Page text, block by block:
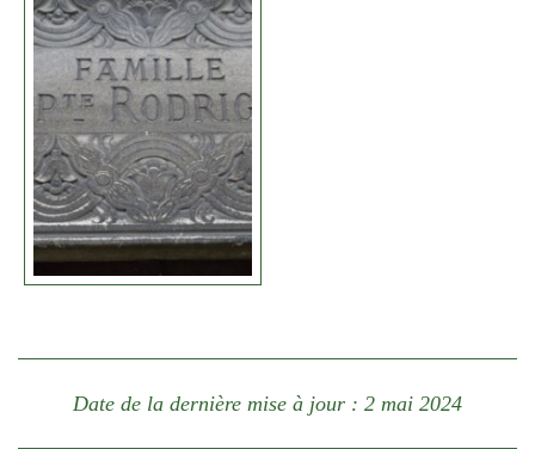
Date de la dernière mise à jour : 2 mai 2024